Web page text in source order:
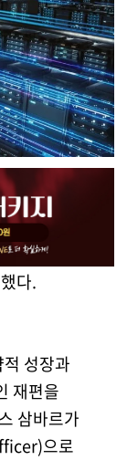
다.
성장과
재편을
삼바르가
으로